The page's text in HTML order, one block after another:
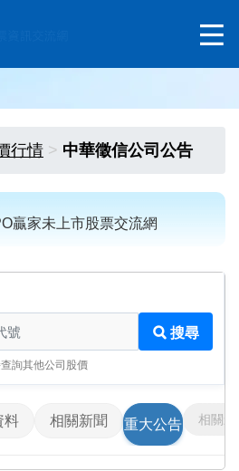
行情 中華徵信公司公告
贏家未上市股票交流網
搜尋
詢其他公司股價
料 相關新聞 重大公告 相關影